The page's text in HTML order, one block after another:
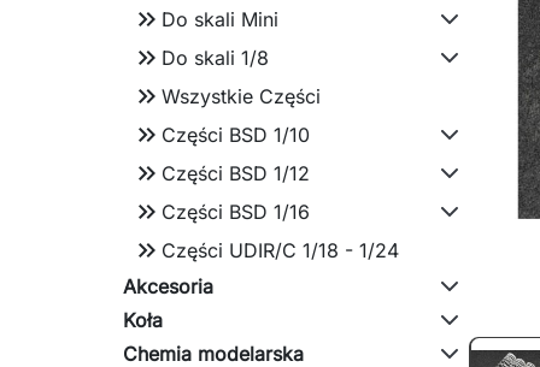
keyboard_double_arrow_right Do skali Mini
keyboard_double_arrow_right Do skali 1/8
keyboard_double_arrow_right Wszystkie Części
keyboard_double_arrow_right Części BSD 1/10
keyboard_double_arrow_right Części BSD 1/12
keyboard_double_arrow_right Części BSD 1/16
keyboard_double_arrow_right Części UDIR/C 1/18 - 1/24
Akcesoria
Koła
Chemia modelarska